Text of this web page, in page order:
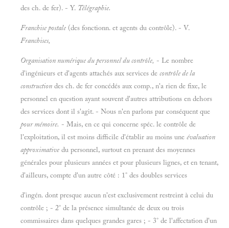
des ch. de fer). - Y. Télégraphie.
Franchise postale (des fonctionn. et agents du contrôle). - V.
Franchises,
Organisation numérique du personnel du contrôle, - Le nombre
d'ingénieurs et d'agents attachés aux services de contrôle de la
construction des ch. de fer concédés aux comp., n'a rien de fixe, le
personnel en question ayant souvent d'autres attributions en dehors
des services dont il s'agit. - Nous n'en parlons par conséquent que
pour mémoire. - Mais, en ce qui concerne spéc. le contrôle de
l'exploitation, il est moins difficile d'établir au moins une évaluation
approximative du personnel, surtout en prenant des moyennes
générales pour plusieurs années et pour plusieurs lignes, et en tenant,
d'ailleurs, compte d'un autre côté : 1° des doubles services
d'ingén. dont presque aucun n'est exclusivement restreint à celui du
contrôle ; - 2° de la présence simultanée de deux ou trois
commissaires dans quelques grandes gares ; - 3° de l'affectation d'un